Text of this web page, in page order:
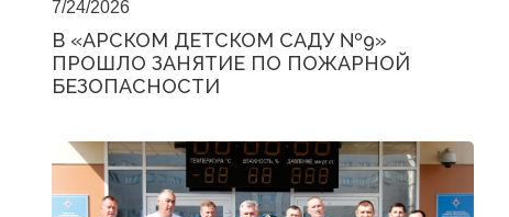
7/24/2026
В «АРСКОМ ДЕТСКОМ САДУ №9»
ПРОШЛО ЗАНЯТИЕ ПО ПОЖАРНОЙ
БЕЗОПАСНОСТИ